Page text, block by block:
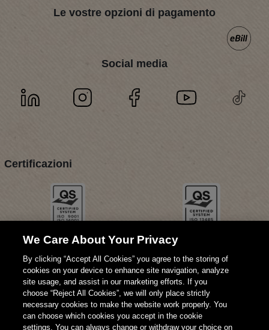
Le vostre opzioni di pagamento
Social media
Certificazioni
We Care About Your Privacy
By clicking “Accept All Cookies” you agree to the storing of
cookies on your device to enhance site navigation, analyze
site usage, and assist in our marketing efforts. If you
choose “Reject All Cookies”, we will only place strictly
necessary cookies to make the website work properly. You
can choose which cookies you accept in the cookie
settings. You can always change or withdraw your choice on